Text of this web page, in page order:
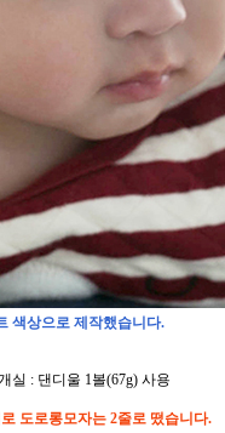
색상으로 제작했습니다.
실 : 댄디울 1볼(67g) 사용
도로롱모자는 2줄로 떴습니다.